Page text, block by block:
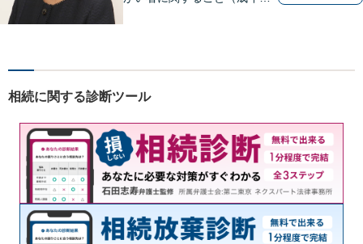
い。
相続に関する診断ツール